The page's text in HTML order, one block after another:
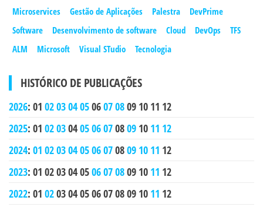
Microservices
Gestão de Aplicações Palestra
DevPrime
Software
Desenvolvimento de software Cloud DevOps
TFS
ALM
Microsoft Visual STudio Tecnologia
HISTÓRICO DE PUBLICAÇÕES
2026: 01 0203040506070809 10 11 12
2025: 01 0203040506070809 10 11 12
2024: 01 0203040506070809 10 11 12
2023: 01 0203040506070809 10 11 12
2022: 01 0203040506070809 10 11 12